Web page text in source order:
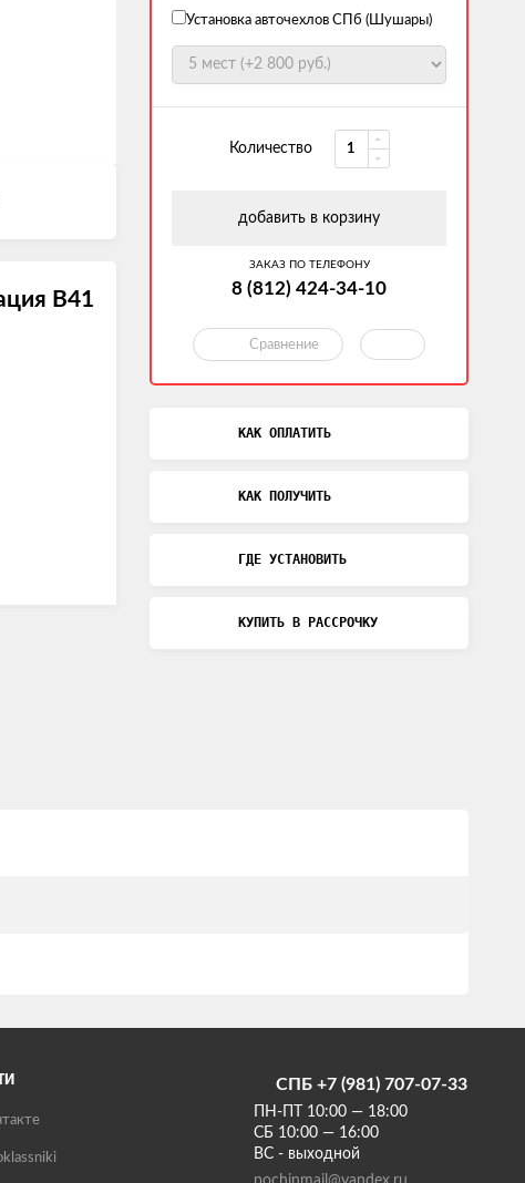
В41
Установка авточехлов СПб (Шушары)
Количество
добавить в корзину
ЗАКАЗ ПО ТЕЛЕФОНУ
8 (812) 424-34-10
Сравнение
КАК ОПЛАТИТЬ
КАК ПОЛУЧИТЬ
ГДЕ УСТАНОВИТЬ
КУПИТЬ В РАССРОЧКУ
СПБ +7 (981) 707-07-33
ПН-ПТ 10:00 — 18:00
СБ 10:00 — 16:00
ВС - выходной